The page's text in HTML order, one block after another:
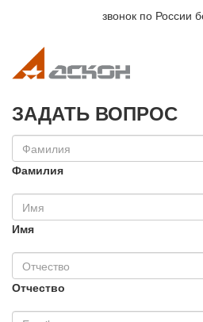
звонок по России
ЗАДАТЬ ВОПРОС
Фамилия
Имя
Отчество